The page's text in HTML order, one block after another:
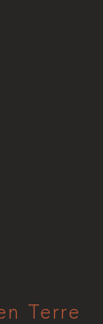
Terre